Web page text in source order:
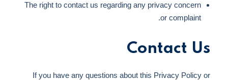
The right to contact us regarding any privacy concern
or complaint.
Contact Us
If you have any questions about this Privacy Policy or